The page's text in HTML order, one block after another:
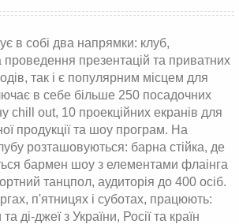
в собі два напрямки: клуб,
проведення презентацій та приватних
так і є популярним місцем для
в себе більше 250 посадочних
chill out, 10 проекційних екранів для
продукції та шоу програм. На
розташовуються: барна стійка, де
бармен шоу з елементами флаінга
танцпол, аудиторія до 400 осіб.
п'ятницях і суботах, працюють:
ді-джеї з України, Росії та країн